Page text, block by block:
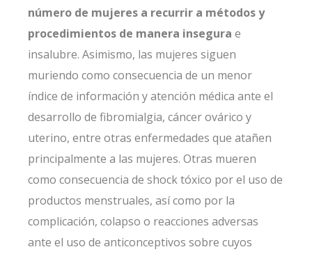
número de mujeres a recurrir a métodos y
procedimientos de manera insegura e
insalubre. Asimismo, las mujeres siguen
muriendo como consecuencia de un menor
índice de información y atención médica ante el
desarrollo de fibromialgia, cáncer ovárico y
uterino, entre otras enfermedades que atañen
principalmente a las mujeres. Otras mueren
como consecuencia de shock tóxico por el uso de
productos menstruales, así como por la
complicación, colapso o reacciones adversas
ante el uso de anticonceptivos sobre cuyos